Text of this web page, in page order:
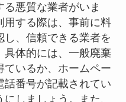
る悪質な業者がいま
用する際は、事前に料
、信頼できる業者を
具体的には、一般廃棄
いるか、ホームペー
話番号が記載されてい
しましょう。また、